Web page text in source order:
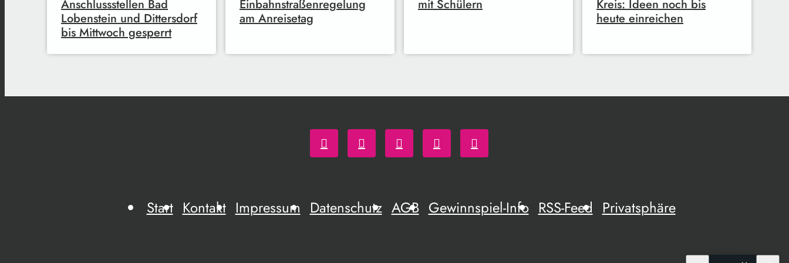
Anschlussstellen Bad
Lobenstein und Dittersdorf
bis Mittwoch gesperrt
Einbahnstraßenregelung
am Anreisetag
mit Schülern
Kreis: Ideen noch bis
heute einreichen
Start Kontakt Impressum Datenschutz AGB Gewinnspiel-Info RSS-Feed Privatsphäre